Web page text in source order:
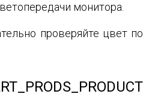
монитора.
проверяйте цвет по